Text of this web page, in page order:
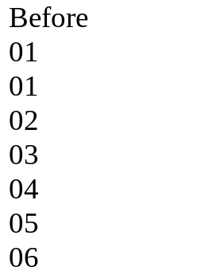
Before
01
01
02
03
04
05
06